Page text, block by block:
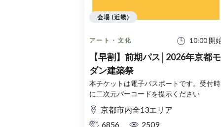
アート・文化 10:00 開
【早割】前期パス│2026年京都モ
ダン建築祭
本チケットは電子パスポートです。受付時
に二次元バーコードを提示ください
京都市内全13エリア
6856
2509
会場 (近畿)